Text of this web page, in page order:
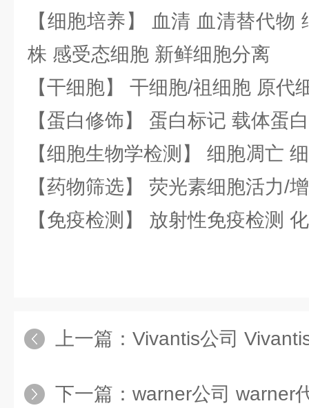
【细胞培养】 血清 血清替代物
株 感受态细胞 新鲜细胞分离
【干细胞】 干细胞/祖细胞 原代
【蛋白修饰】 蛋白标记 载体蛋
【细胞生物学检测】 细胞凋亡
【药物筛选】 荧光素细胞活力/
【免疫检测】 放射性免疫检测
上一篇： Vivantis公司
下一篇： warner公司 warner